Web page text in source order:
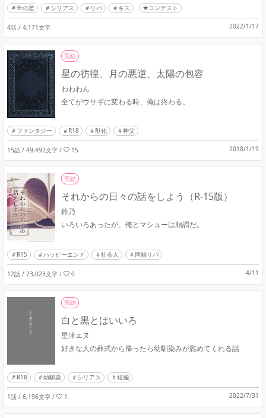
年の差 シリアス リバ キス ★コンテスト
4話 / 4,171文字 2022/1/17
完結
星の彷徨、月の悪逆、太陽の包容
わわわん
全てがウサギに変わる時、俺は終わる。
ファンタジー R18 獣化 神父
15話 / 49,492文字 / 15 2018/1/19
完結
それからの日々の話をしよう（R-15版）
鈴乃
いろいろあったが、俺とマシューは順調だ。
R15 ハッピーエンド 社会人 同軸リバ
12話 / 23,023文字 / 0 4/11
完結
白と黒とはいいろ
星津エヌ
好きな人の葬式から帰ったら幼馴染みが慰めてくれる話
R18 幼馴染 シリアス 短編
1話 / 6,196文字 / 1 2022/7/31